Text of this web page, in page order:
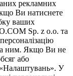
рекламних
Ви натиснете
ваших
Sp. z o.o. та
ним. Якщо Ви не
або
«Налаштувань». У